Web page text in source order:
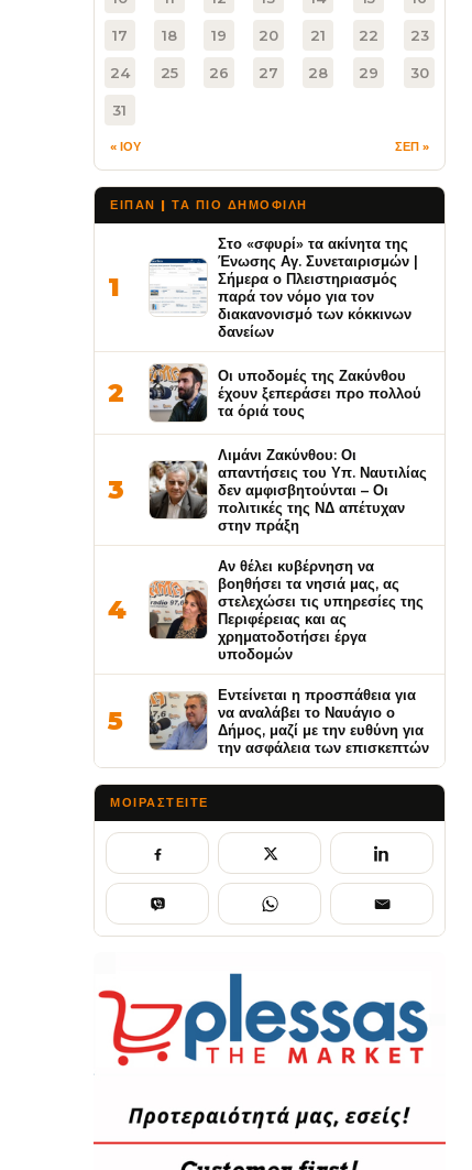
17 18 19 20 21 22 23
24 25 26 27 28 29 30
31
« ΙΟΥ ΣΕΠ »
ΕΙΠΑΝ | ΤΑ ΠΙΟ ΔΗΜΟΦΙΛΉ
1
Στο «σφυρί» τα ακίνητα της
Ένωσης Αγ. Συνεταιρισμών |
Σήμερα ο Πλειστηριασμός
παρά τον νόμο για τον
διακανονισμό των κόκκινων
δανείων
2
Οι υποδομές της Ζακύνθου
έχουν ξεπεράσει προ πολλού
τα όριά τους
3
Λιμάνι Ζακύνθου: Οι
απαντήσεις του Υπ. Ναυτιλίας
δεν αμφισβητούνται – Οι
πολιτικές της ΝΔ απέτυχαν
στην πράξη
4
Αν θέλει κυβέρνηση να
βοηθήσει τα νησιά μας, ας
στελεχώσει τις υπηρεσίες της
Περιφέρειας και ας
χρηματοδοτήσει έργα
υποδομών
5
Εντείνεται η προσπάθεια για
να αναλάβει το Ναυάγιο ο
Δήμος, μαζί με την ευθύνη για
την ασφάλεια των επισκεπτών
ΜΟΙΡΑΣΤΕΊΤΕ